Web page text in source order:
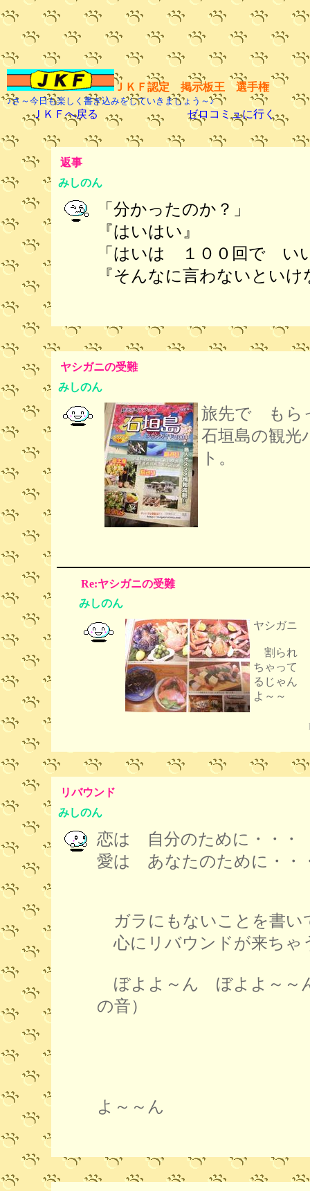
ＪＫＦ認定 掲示板王 選手権
♪さ～今日も楽しく書き込みをしていきましょう～♪
ＪＫＦへ戻る ゼロコミュに行く
返事
みしのん
「分かったのか？」
『はいはい』
「はいは １００回で い
『そんなに言わないとい
ヤシガニの受難
みしのん
旅先で もら
石垣島の観光
ト。
Re:ヤシガニの受難
みしのん
ヤシガニ
割られ
ちゃって
るじゃん
よ～～
リバウンド
みしのん
恋は 自分のために・・・
愛は あなたのために・・
ガラにもないことを書い
心にリバウンドが来ちゃ
ぼよよ～ん ぼよよ～～
の音）
よ～～ん